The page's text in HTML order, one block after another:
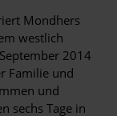
Mondhers
westlich
2014
Familie und
und
sechs Tage in